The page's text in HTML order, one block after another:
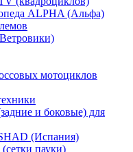
ALPHA (Альфа)
мотоциклов
и боковые) для
(Испания)
пауки)